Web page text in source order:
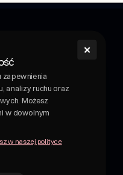
✕
zapewnienia
analizy ruchu oraz
Możesz
w dowolnym
w naszej polityce
leczniczymi.
Adaptogeny i
Nie kombucha,